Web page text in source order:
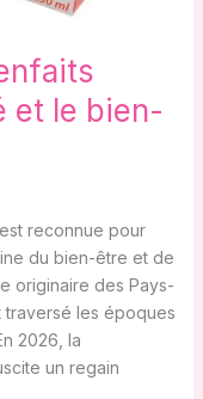
et le bien-
reconnue pour
du bien-être et de
originaire des Pays-
traversé les époques
2026, la
un regain